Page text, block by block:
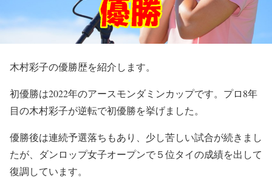
木村彩子の優勝歴を紹介します。
初優勝は2022年のアースモンダミンカップです。プロ8年
目の木村彩子が逆転で初優勝を挙げました。
優勝後は連続予選落ちもあり、少し苦しい試合が続きまし
たが、ダンロップ女子オープンで５位タイの成績を出して
復調しています。